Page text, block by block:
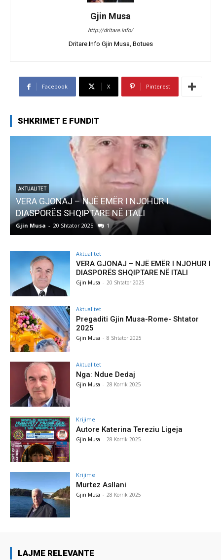
Gjin Musa
http://dritare.info/
Dritare.Info Gjin Musa, Botues
Facebook X Pinterest
SHKRIMET E FUNDIT
AKTUALITET
Pregaditi Gjin Musa-Rome- Shtator 2025
Gjin Musa - 8 Shtator 2025 0
Aktualitet
VERA GJONAJ – NJË EMËR I NJOHUR I
DIASPORËS SHQIPTARE NË ITALI
Gjin Musa - 20 Shtator 2025
Aktualitet
Pregaditi Gjin Musa-Rome- Shtator
2025
Gjin Musa - 8 Shtator 2025
Aktualitet
Nga: Ndue Dedaj
Gjin Musa - 28 Korrik 2025
Krijime
Autore Katerina Tereziu Ligeja
Gjin Musa - 28 Korrik 2025
Krijime
Murtez Asllani
Gjin Musa - 28 Korrik 2025
LAJME RELEVANTE